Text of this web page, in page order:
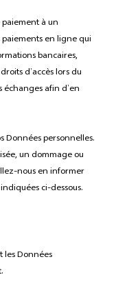
à un
en ligne qui
bancaires,
d’accès lors du
afin d’en
Données personnelles.
un dommage ou
nous en informer
ci-dessous.
les Données